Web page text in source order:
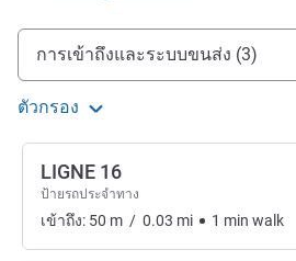
การเข้าถึงและการเดินทาง
การเข้าถึงและระบบขนส่ง (3)
ตัวกรอง
LIGNE 16
ป้ายรถประจำทาง
เข้าถึง: 50 m / 0.03 mi 1 min walk